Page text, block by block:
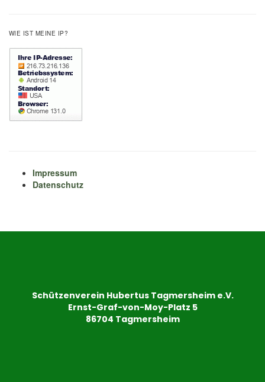
WIE IST MEINE IP?
Impressum
Datenschutz
Schützenverein Hubertus Tagmersheim e.V.
Ernst-Graf-von-Moy-Platz 5
86704 Tagmersheim